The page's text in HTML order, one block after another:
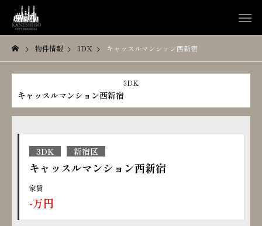
物件情報 3DK キャッスルマンション西新宿
3DK
キャッスルマンション西新宿
3DK 新宿区
キャッスルマンション西新宿
家賃
-万円